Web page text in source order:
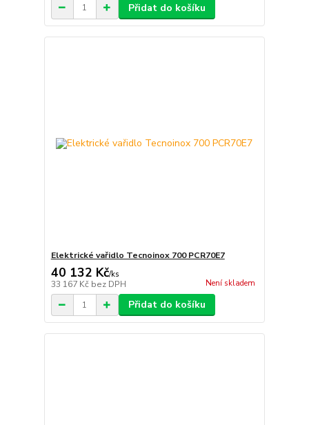
Přidat do košíku
Elektrické vařidlo Tecnoinox 700 PCR70E7
40 132 Kč/ks
33 167 Kč bez DPH Není skladem
Přidat do košíku